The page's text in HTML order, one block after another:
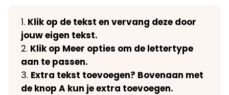
Klik op de tekst en vervang deze door
jouw eigen tekst.
Klik op Meer opties om de lettertype
aan te passen.
Extra tekst toevoegen? Bovenaan met
de knop A kun je extra toevoegen.